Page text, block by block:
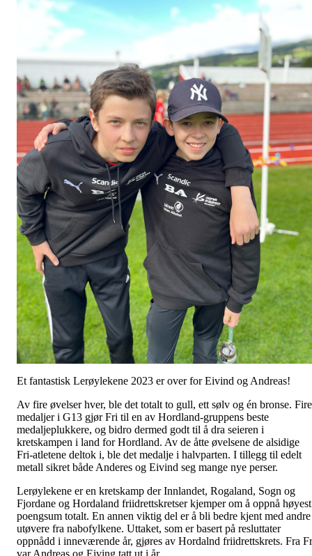
Et fantastisk Lerøylekene 2023 er over for Eivind og Andreas!
Av fire øvelser hver, ble det totalt to gull, ett sølv og én bronse. Fire
medaljer i G13 gjør Fri til en av Hordland-gruppens beste
medaljeplukkere, og bidro dermed godt til å dra seieren i
kretskampen i land for Hordland. Av de åtte øvelsene de alsidige
Fri-atletene deltok i, ble det medalje i halvparten. I tillegg til edelt
metall sikret både Anderes og Eivind seg mange nye perser.
Lerøylekene er en kretskamp der Innlandet, Rogaland, Sogn og
Fjordane og Hordaland friidrettskretser kjemper om å oppnå høyest
poengsum totalt. En annen viktig del er å bli bedre kjent med andre
utøvere fra nabofylkene. Uttaket, som er basert på resluttater
oppnådd i inneværende år, gjøres av Hordalnd friidrettskrets. Fra
var Andreas og Eiving tatt ut i år.